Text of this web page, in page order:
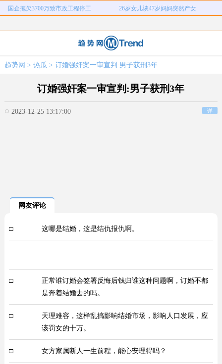
国企拖欠3700万致市政工程停工 26岁女儿谈47岁妈妈突然产女
名创优品一次性内裤颜面尽失 河南三支一扶考试存在规模性组织作
弊犯罪
1岁宝宝碰坏纸巾盒三亚酒店索赔924 女子开一天一夜空调后二氧化碳中毒
趋势网 > 热瓜 > 订婚强奸案一审宣判:男子获刑3年
订婚强奸案一审宣判:男子获刑3年
2023-12-25 13:17:00 详
网友评论
□ 这哪是结婚，这是结仇报仇啊。
□
正常谁订婚会签署反悔后钱归谁这种问题啊，订婚不都
是奔着结婚去的吗。
□
天理难容，这样乱搞影响结婚市场，影响人口发展，应
该罚女的十万。
□ 女方家属断人一生前程，能心安理得吗？